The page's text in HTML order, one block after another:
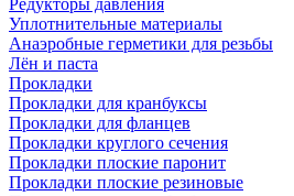
Уплотнительные материалы
Анаэробные герметики для резьбы
Лён и паста
Прокладки
Прокладки для кранбуксы
Прокладки для фланцев
Прокладки круглого сечения
Прокладки плоские паронит
Прокладки плоские резиновые